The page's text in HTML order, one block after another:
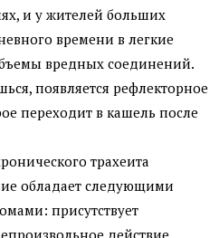
и у жителей больших
времени в легкие
вредных соединений.
появляется рефлекторное
переходит в кашель после
трахеита
обладает следующими
присутствует
действие